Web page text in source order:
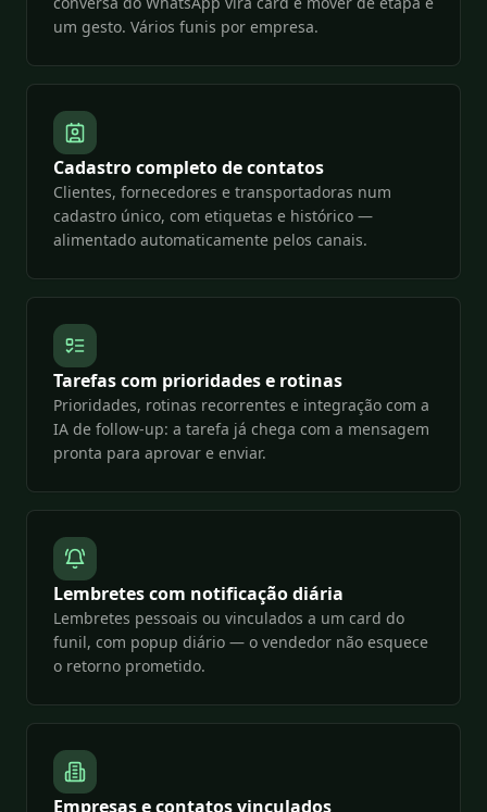
um gesto. Vários funis por empresa.
Cadastro completo de contatos
Clientes, fornecedores e transportadoras num
cadastro único, com etiquetas e histórico —
alimentado automaticamente pelos canais.
Tarefas com prioridades e rotinas
Prioridades, rotinas recorrentes e integração com a
IA de follow-up: a tarefa já chega com a mensagem
pronta para aprovar e enviar.
Lembretes com notificação diária
Lembretes pessoais ou vinculados a um card do
funil, com popup diário — o vendedor não esquece
o retorno prometido.
Empresas e contatos vinculados